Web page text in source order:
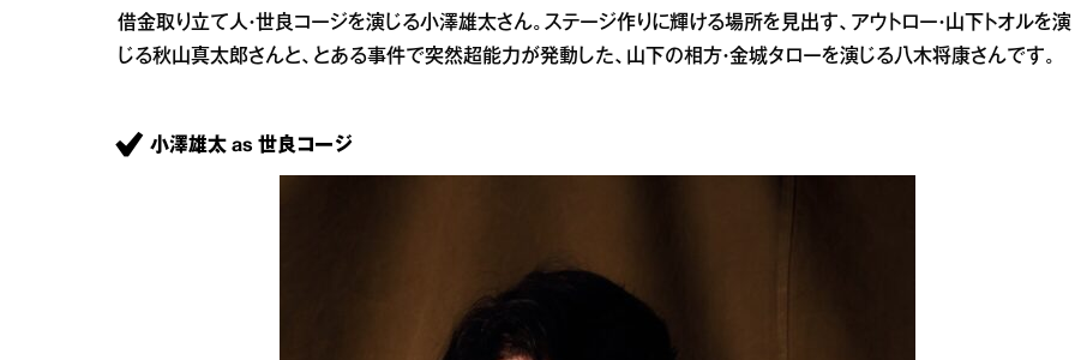
借金取り立て人・世良コージを演じる小澤雄太さん。ステージ作りに輝ける場所を見出す、アウトロー・山下トオルを演
じる秋山真太郎さんと、とある事件で突然超能力が発動した、山下の相方・金城タローを演じる八木将康さんです。
小澤雄太 as 世良コージ